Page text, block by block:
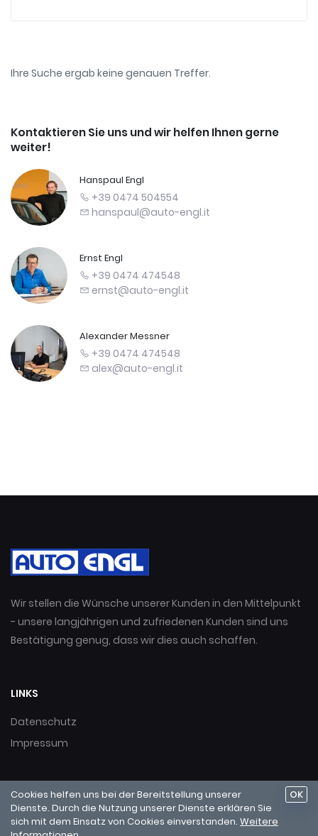
Ihre Suche ergab keine genauen Treffer.
Kontaktieren Sie uns und wir helfen Ihnen gerne
weiter!
Hanspaul Engl
+39 0474 504554
hanspaul@auto-engl.it
Ernst Engl
+39 0474 474548
ernst@auto-engl.it
Alexander Messner
+39 0474 474548
alex@auto-engl.it
Wir stellen die Wünsche unserer Kunden in den Mittelpunkt
- unsere langjährigen und zufriedenen Kunden sind uns
Bestätigung genug, dass wir dies auch schaffen.
LINKS
Datenschutz
Impressum
AUTO ENGL GmbH • Industriezone 8 • I-39030 Gais • Tel: